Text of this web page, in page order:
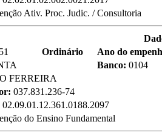
Ativ. Proc. Judic. / Consultoria
Ordinário
Ano do
Banco: 0104
FERREIRA
037.831.236-74
02.09.01.12.361.0188.2097
do Ensino Fundamental